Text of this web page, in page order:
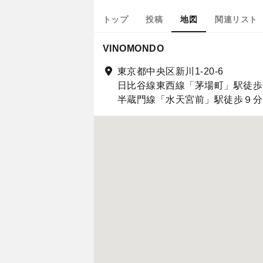
トップ 投稿 地図 関連リスト
VINOMONDO
東京都中央区新川1-20-6
日比谷線東西線「茅場町」駅徒
半蔵門線「水天宮前」駅徒歩９分